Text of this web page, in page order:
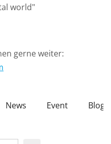
world"
gerne weiter:
News Event Blog